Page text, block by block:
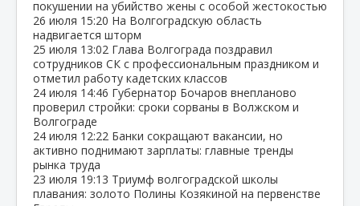
покушении на убийство жены с особой жестокостью
26 июля 15:20 На Волгоградскую область
надвигается шторм
25 июля 13:02 Глава Волгограда поздравил
сотрудников СК с профессиональным праздником и
отметил работу кадетских классов
24 июля 14:46 Губернатор Бочаров внепланово
проверил стройки: сроки сорваны в Волжском и
Волгограде
24 июля 12:22 Банки сокращают вакансии, но
активно поднимают зарплаты: главные тренды
рынка труда
23 июля 19:13 Триумф волгоградской школы
плавания: золото Полины Козякиной на первенстве